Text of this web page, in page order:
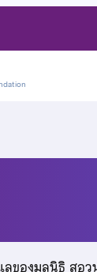
ลของมูลนิธิ สอว